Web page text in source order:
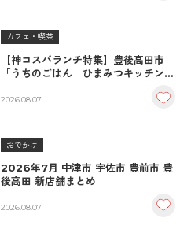
カフェ・喫茶
【神コスパランチ特集】豊後高田市
「うちのごはん ひまみつキッチン」
＆生姜焼き！
2026.08.07
おでかけ
2026年7月 中津市 宇佐市 豊前市 豊
後高田 新店舗まとめ
2026.08.07